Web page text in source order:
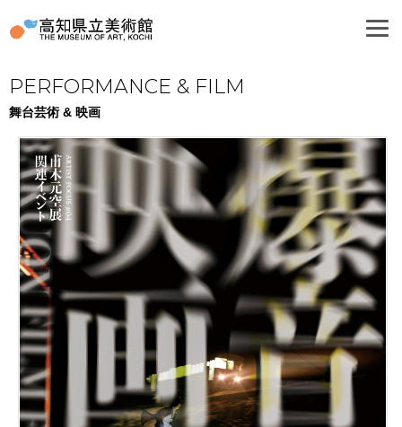
PERFORMANCE & FILM
舞台芸術 & 映画